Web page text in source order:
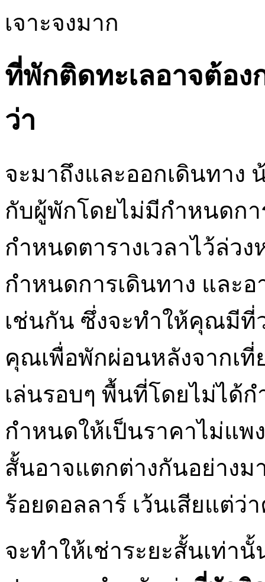
เจาะจงมาก
ที่พักติดทะเลอาจต้อ
ว่า
จะมาถึงและออกเดินทาง
กับผู้พักโดยไม่มีกำหนดก
กำหนดตารางเวลาไว้ล่ว
กำหนดการเดินทาง และ
เช่นกัน ซึ่งจะทำให้คุณมีที่
คุณเพื่อพักผ่อนหลังจากเที่
เล่นรอบๆ พื้นที่โดยไม่ได้
กำหนดให้เป็นราคาไม่แพ
สั้นอาจแตกต่างกันอย่างม
ร้อยดอลลาร์ เว้นเสียแต่ว่
จะทำให้เช่าระยะสั้นเท่า